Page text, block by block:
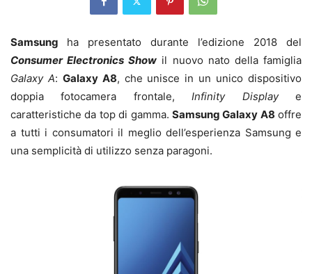
Samsung ha presentato durante l’edizione 2018 del
Consumer Electronics Show il nuovo nato della famiglia
Galaxy A: Galaxy A8, che unisce in un unico dispositivo
doppia fotocamera frontale,Infinity Displaye
caratteristiche da top di gamma. Samsung Galaxy A8 offre
a tutti i consumatori il meglio dell’esperienza Samsung e
una semplicità di utilizzo senza paragoni.